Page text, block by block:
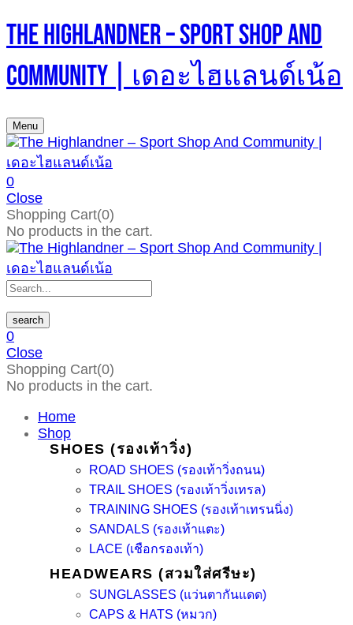
The Highlandner – Sport Shop And
Community | เดอะไฮแลนด์เน้อ
Menu
0
Close
Shopping Cart(0)
No products in the cart.
search
0
Close
Shopping Cart(0)
No products in the cart.
Home
Shop
SHOES (รองเท้าวิ่ง)
ROAD SHOES (รองเท้าวิ่งถนน)
TRAIL SHOES (รองเท้าวิ่งเทรล)
TRAINING SHOES (รองเท้าเทรนนิ่ง)
SANDALS (รองเท้าแตะ)
LACE (เชือกรองเท้า)
HEADWEARS (สวมใส่ศรีษะ)
SUNGLASSES (แว่นตากันแดด)
CAPS & HATS (หมวก)